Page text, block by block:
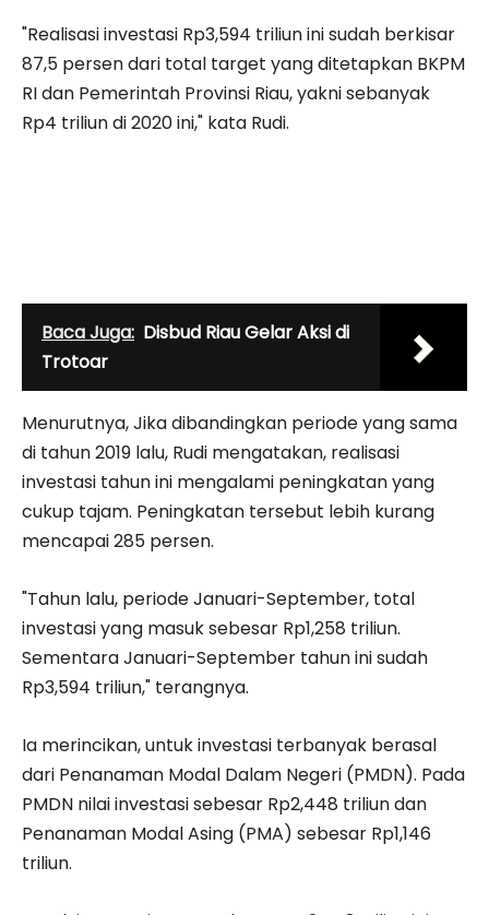
"Realisasi investasi Rp3,594 triliun ini sudah berkisar
87,5 persen dari total target yang ditetapkan BKPM
RI dan Pemerintah Provinsi Riau, yakni sebanyak
Rp4 triliun di 2020 ini," kata Rudi.
Baca Juga: Disbud Riau Gelar Aksi di
Trotoar
Menurutnya, Jika dibandingkan periode yang sama
di tahun 2019 lalu, Rudi mengatakan, realisasi
investasi tahun ini mengalami peningkatan yang
cukup tajam. Peningkatan tersebut lebih kurang
mencapai 285 persen.
"Tahun lalu, periode Januari-September, total
investasi yang masuk sebesar Rp1,258 triliun.
Sementara Januari-September tahun ini sudah
Rp3,594 triliun," terangnya.
Ia merincikan, untuk investasi terbanyak berasal
dari Penanaman Modal Dalam Negeri (PMDN). Pada
PMDN nilai investasi sebesar Rp2,448 triliun dan
Penanaman Modal Asing (PMA) sebesar Rp1,146
triliun.